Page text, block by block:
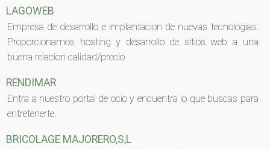
LAGOWEB
Empresa de desarrollo e implantacion de nuevas tecnologias.
Proporcionamos hosting y desarrollo de sitios web a una
buena relacion calidad/precio
RENDIMAR
Entra a nuestro portal de ocio y encuentra lo que buscas para
entretenerte.
BRICOLAGE MAJORERO,S,L